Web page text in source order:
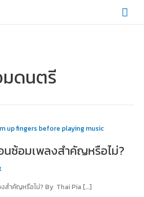
ดนตรี
นซ้อมเพลงสำคัญหรือไม่?
สำคัญหรือไม่? By Thai Pia […]